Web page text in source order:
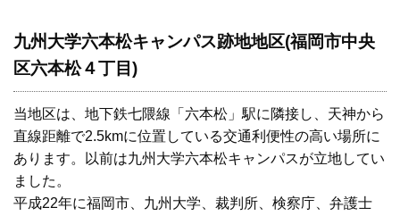
九州大学六本松キャンパス跡地地区(福岡市中央
区六本松４丁目)
当地区は、地下鉄七隈線「六本松」駅に隣接し、天神から
直線距離で2.5kmに位置している交通利便性の高い場所に
あります。以前は九州大学六本松キャンパスが立地してい
ました。
平成22年に福岡市、九州大学、裁判所、検察庁、弁護士